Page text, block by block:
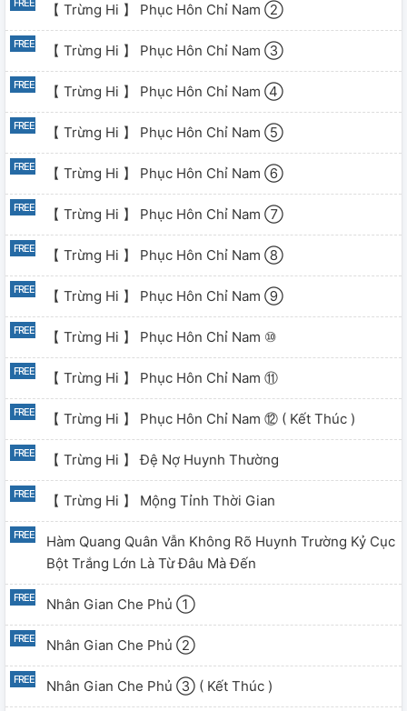
【 Trừng Hi 】 Phục Hôn Chỉ Nam ②
【 Trừng Hi 】 Phục Hôn Chỉ Nam ③
【 Trừng Hi 】 Phục Hôn Chỉ Nam ④
【 Trừng Hi 】 Phục Hôn Chỉ Nam ⑤
【 Trừng Hi 】 Phục Hôn Chỉ Nam ⑥
【 Trừng Hi 】 Phục Hôn Chỉ Nam ⑦
【 Trừng Hi 】 Phục Hôn Chỉ Nam ⑧
【 Trừng Hi 】 Phục Hôn Chỉ Nam ⑨
【 Trừng Hi 】 Phục Hôn Chỉ Nam ⑩
【 Trừng Hi 】 Phục Hôn Chỉ Nam ⑪
【 Trừng Hi 】 Phục Hôn Chỉ Nam ⑫ ( Kết Thúc )
【 Trừng Hi 】 Đệ Nợ Huynh Thường
【 Trừng Hi 】 Mộng Tỉnh Thời Gian
Hàm Quang Quân Vẫn Không Rõ Huynh Trường Kỷ Cục
Bột Trắng Lớn Là Từ Đâu Mà Đến
Nhân Gian Che Phủ ①
Nhân Gian Che Phủ ②
Nhân Gian Che Phủ ③ ( Kết Thúc )